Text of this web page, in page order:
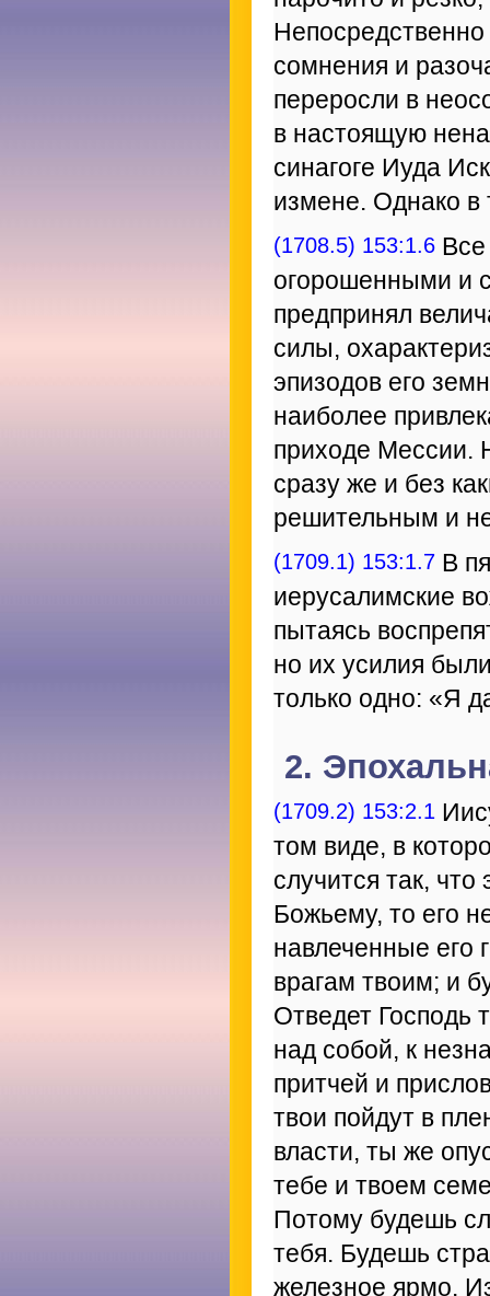
сомнения и
переросли в
в настоящую
синагоге Иуда
измене. Однако
(1708.5) 153:1.6
огорошенными и
предпринял
силы,
эпизодов его
наиболее
приходе Мессии.
сразу же и без
решительным и
(1709.1) 153:1.7 В
иерусалимские
пытаясь
но их усилия
только одно: «Я
2.
(1709.2) 153:2.1
том виде, в
случится так,
Божьему, то его
навлеченные его
врагам твоим; и
Отведет Господь
над собой, к
притчей и
твои пойдут в
власти, ты же
тебе и твоем
Потому будешь
тебя. Будешь
железное ярмо.